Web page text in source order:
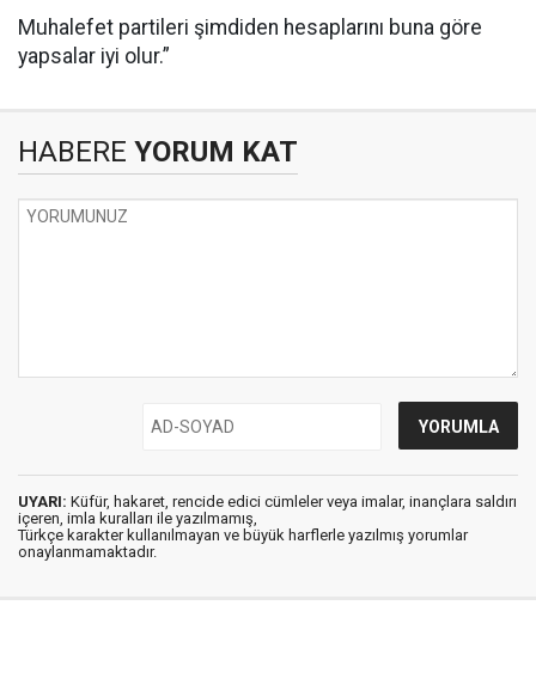
Muhalefet partileri şimdiden hesaplarını buna göre
yapsalar iyi olur.”
HABERE YORUM KAT
UYARI: Küfür, hakaret, rencide edici cümleler veya imalar, inançlara saldırı
içeren, imla kuralları ile yazılmamış,
Türkçe karakter kullanılmayan ve büyük harflerle yazılmış yorumlar
onaylanmamaktadır.